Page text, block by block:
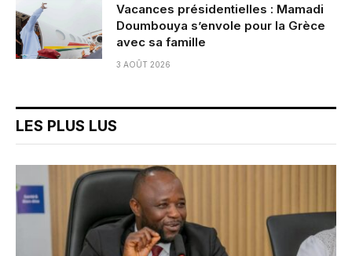
Vacances présidentielles : Mamadi
Doumbouya s’envole pour la Grèce
avec sa famille
3 AOÛT 2026
LES PLUS LUS